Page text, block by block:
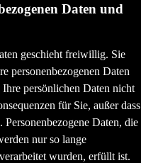
Daten und
geschieht freiwillig. Sie
personenbezogenen Daten
persönlichen Daten nicht
für Sie, außer dass
Daten, die
nur so lange
wurden, erfüllt ist.